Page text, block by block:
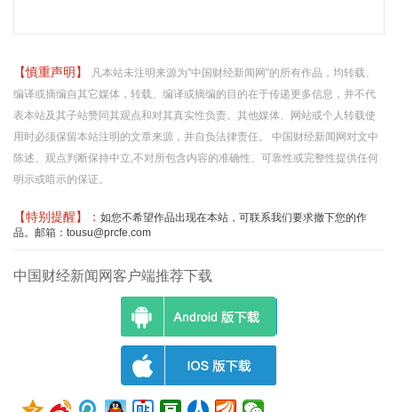
【慎重声明】
凡本站未注明来源为"中国财经新闻网"的所有作品，均转载、
编译或摘编自其它媒体，转载、编译或摘编的目的在于传递更多信息，并不代
表本站及其子站赞同其观点和对其真实性负责。其他媒体、网站或个人转载使
用时必须保留本站注明的文章来源，并自负法律责任。 中国财经新闻网对文中
陈述、观点判断保持中立,不对所包含内容的准确性、可靠性或完整性提供任何
明示或暗示的保证。
【特别提醒】： 如您不希望作品出现在本站，可联系我们要求撤下您的作
品。邮箱：tousu@prcfe.com
中国财经新闻网客户端推荐下载